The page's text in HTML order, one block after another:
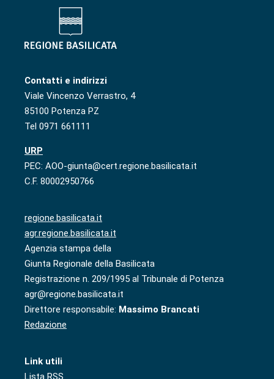
Contatti e indirizzi
Viale Vincenzo Verrastro, 4
85100 Potenza PZ
Tel 0971 661111
URP
PEC: AOO-giunta@cert.regione.basilicata.it
C.F. 80002950766
regione.basilicata.it
agr.regione.basilicata.it
Agenzia stampa della
Giunta Regionale della Basilicata
Registrazione n. 209/1995 al Tribunale di Potenza
agr@regione.basilicata.it
Direttore responsabile: Massimo Brancati
Redazione
Link utili
Lista RSS